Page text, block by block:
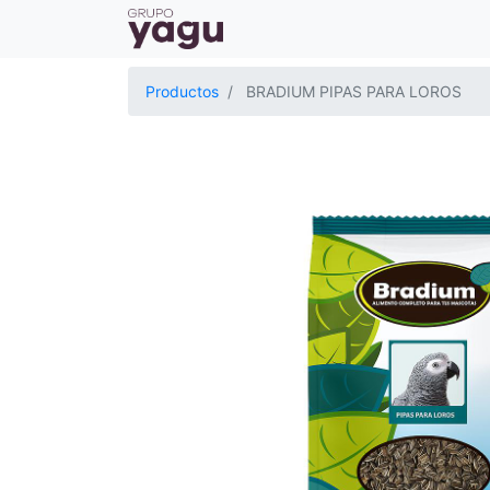
Productos BRADIUM PIPAS PARA LOROS